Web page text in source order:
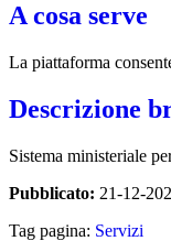
A cosa serve
La piattaforma
Descrizione
Sistema ministeriale
Pubblicato: 21-12-
Tag pagina: Servizi